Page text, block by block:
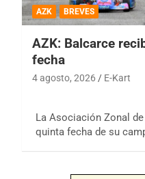
AZK BREVES
AZK: Balcarce
fecha
4 agosto, 2026 E-Kart
La Asociación Zonal
quinta fecha de su